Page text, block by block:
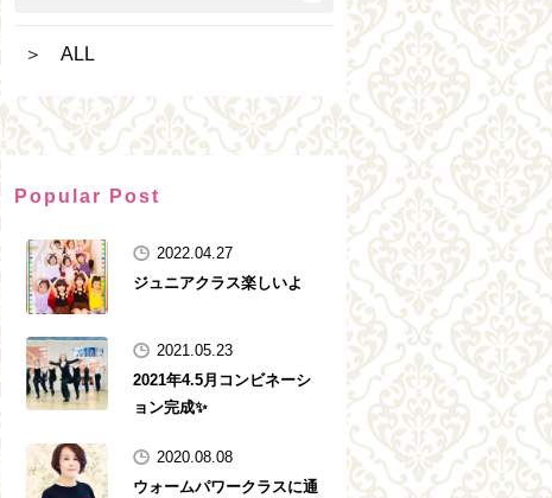
＞ ALL
Popular Post
2022.04.27
ジュニアクラス楽しいよ
2021.05.23
2021年4.5月コンビネーシ
ョン完成✨
2020.08.08
ウォームパワークラスに通